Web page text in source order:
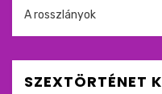
A rosszlányok
SZEXTÖRTÉNET